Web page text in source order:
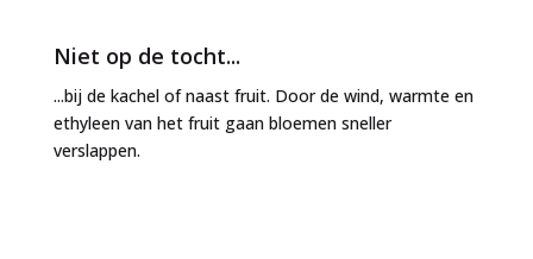
Niet op de tocht...
...bij de kachel of naast fruit. Door de wind, warmte en
ethyleen van het fruit gaan bloemen sneller
verslappen.